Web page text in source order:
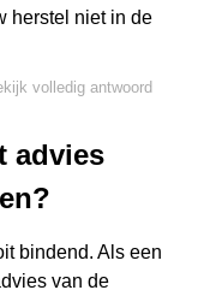
herstel niet in de
volledig antwoord
advies
bindend. Als een
van de